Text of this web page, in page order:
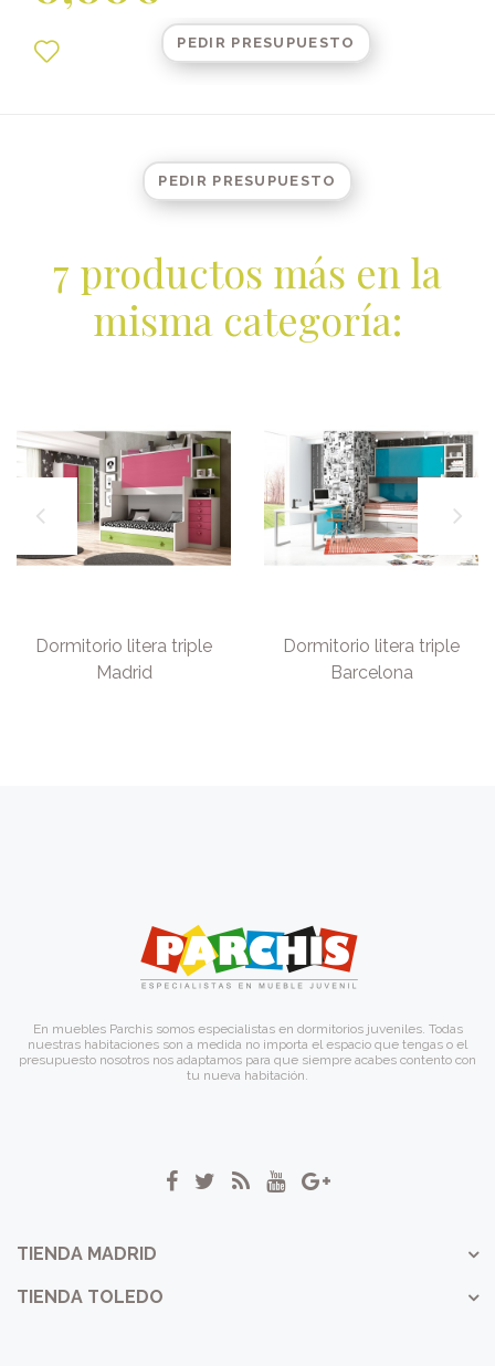
PEDIR PRESUPUESTO
PEDIR PRESUPUESTO
7 productos más en la
misma categoría:
Dormitorio litera triple
Madrid
Dormitorio litera triple
Barcelona
En muebles Parchis somos especialistas en dormitorios juveniles. Todas
nuestras habitaciones son a medida no importa el espacio que tengas o el
presupuesto nosotros nos adaptamos para que siempre acabes contento con
tu nueva habitación.
TIENDA MADRID
TIENDA TOLEDO